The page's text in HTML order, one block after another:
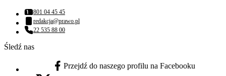
Numer telefonu:
801 04 45 45
Adres email:
redakcja@prawo.pl
Numer telefonu:
22 535 88 00
Śledź nas
facebook - otwiera się w nowej karcie
Przejdź do naszego profilu na Facebooku